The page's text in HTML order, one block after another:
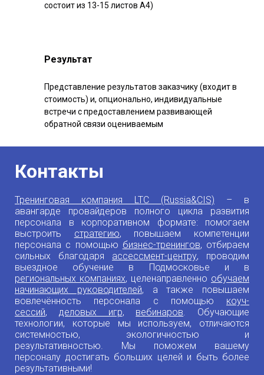
состоит из 13-15 листов А4)
Результат
Представление результатов заказчику (входит в
стоимость) и, опционально, индивидуальные
встречи с предоставлением развивающей
обратной связи оцениваемым
Контакты
Тренинговая компания LTC (Russia&CIS) – в
авангарде провайдеров полного цикла развития
персонала в корпоративном формате: помогаем
выстроить стратегию, повышаем компетенции
персонала с помощью бизнес-тренингов, отбираем
сильных благодаря ассессмент-центру, проводим
выездное обучение в Подмосковье и в
региональных компаниях, целенаправленно обучаем
начинающих руководителей, а также повышаем
вовлечённость персонала с помощью коуч-
сессий, деловых игр, вебинаров. Обучающие
технологии, которые мы используем, отличаются
системностью, экологичностью и
результативностью. Мы поможем вашему
персоналу достигать больших целей и быть более
результативными!